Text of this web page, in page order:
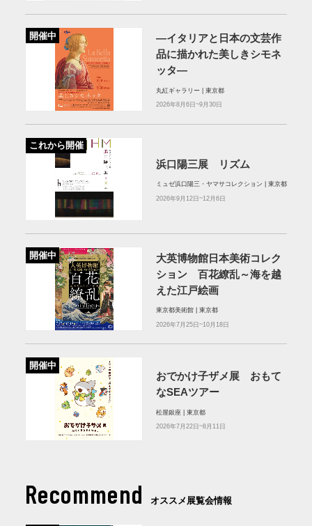
開催中
—イタリアと日本の文芸作
品に描かれた美しきシモネ
ッタ—
丸紅ギャラリー | 東京都
2026年8月6日~9月30日
これから開催
浜口陽三展 リズム
ミュゼ浜口陽三・ヤマサコレクション | 東京都
2026年9月12日~12月6日
開催中
大英博物館日本美術コレク
ション 百花繚乱～海を越
えた江戸絵画
東京都美術館 | 東京都
2026年7月25日~10月18日
開催中
おでかけ子ザメ展 おもて
なSEAツアー
松屋銀座 | 東京都
2026年7月22日~8月11日
Recommend オススメ展覧会情報